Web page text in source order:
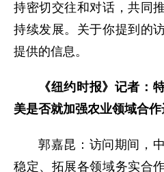
持密切交往和对话，共同
持续发展。关于你提到的
提供的信息。
《纽约时报》记者：
美是否就加强农业领域合作
郭嘉昆：访问期间，
稳定、拓展各领域务实合